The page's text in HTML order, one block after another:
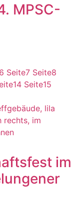
MPSC-
6 Seite7 Seite8
14 Seite15
im